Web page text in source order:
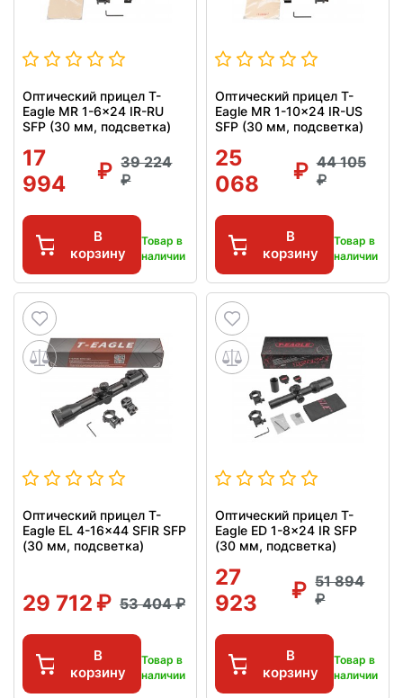
Оптический прицел T-
Eagle MR 1-6x24 IR-RU
SFP (30 мм, подсветка)
17
994
39 224
В
корзину
Товар в
наличии
Оптический прицел T-
Eagle MR 1-10x24 IR-US
SFP (30 мм, подсветка)
25
068
44 105
В
корзину
Товар в
наличии
Оптический прицел T-
Eagle EL 4-16x44 SFIR SFP
(30 мм, подсветка)
29 712 53 404
В
корзину
Товар в
наличии
Оптический прицел T-
Eagle ED 1-8x24 IR SFP
(30 мм, подсветка)
27
923
51 894
В
корзину
Товар в
наличии